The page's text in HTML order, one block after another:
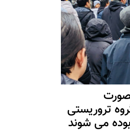
تروریستی
می شوند